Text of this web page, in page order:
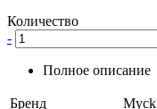
Количество
-
Полное описание
Бренд
Myck